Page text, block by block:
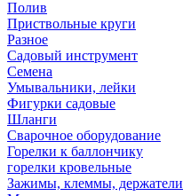
Полив
Приствольные круги
Разное
Садовый инструмент
Семена
Умывальники, лейки
Фигурки садовые
Шланги
Сварочное оборудование
Горелки к баллончику
горелки кровельные
Зажимы, клеммы, держатели